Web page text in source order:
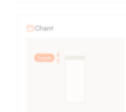
bords
de
Chant
1 mm